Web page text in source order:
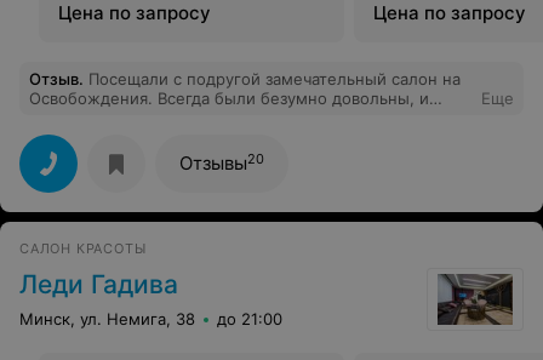
Цена по запросу
Цена по запросу
Отзыв. Посещали с подругой замечательный салон на
Освобождения. Всегда были безумно довольны, и
попробовать солярий класса люкс на Городском Валу,
и таких приятных впечатлений от солярия у нас еще не
было)Спасибо Вам за прекрасную сеть салонов,
высокий уровень обслуживания, Ваши постоянные
клиенты)
Еще
Отзывы20
САЛОН КРАСОТЫ
Леди Гадива
Минск, ул. Немига, 38 до 21:00